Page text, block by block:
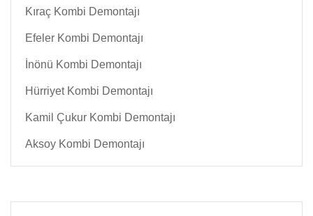
Kıraç Kombi Demontajı
Efeler Kombi Demontajı
İnönü Kombi Demontajı
Hürriyet Kombi Demontajı
Kamil Çukur Kombi Demontajı
Aksoy Kombi Demontajı